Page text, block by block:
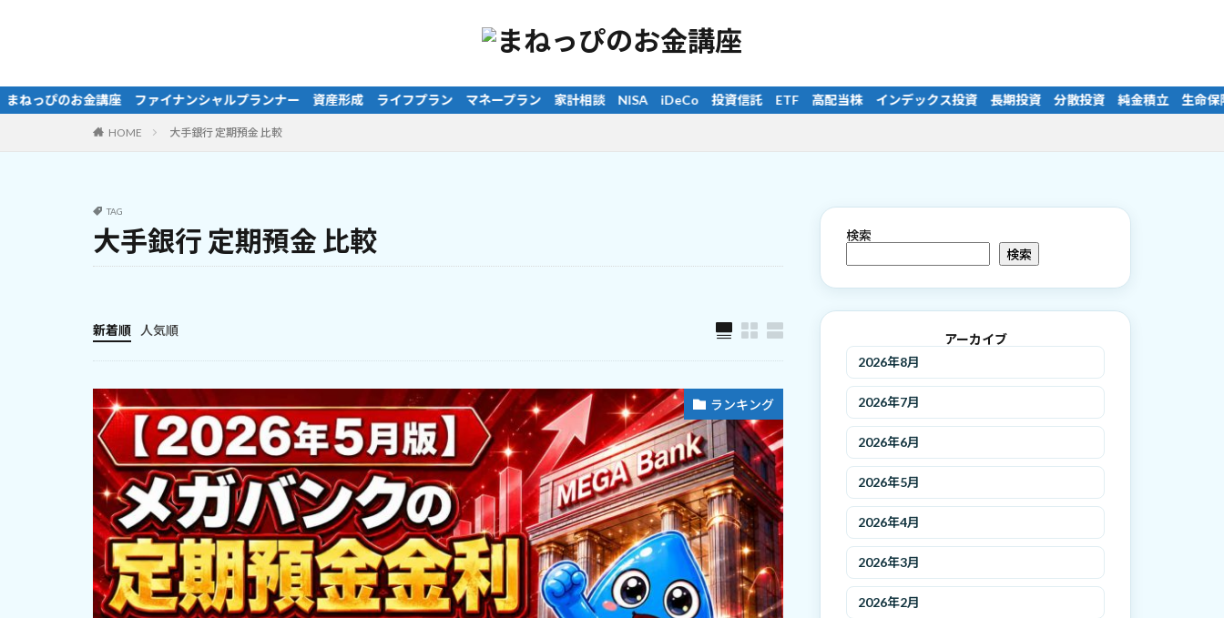
ナー 資産形成 ライフプラン マネープラン 家計相談 NISA iDeCo 投資信託 ETF 高配当株 インデックス投資 長期投資 分散投資 純金積立 生命保険 医療保険 学資保険 老後資金 公的年
HOME 大手銀行 定期預金 比較
TAG
大手銀行 定期預金 比較
新着順 人気順
ランキング
検索
検索
アーカイブ
2026年8月
2026年7月
2026年6月
2026年5月
2026年4月
2026年3月
2026年2月